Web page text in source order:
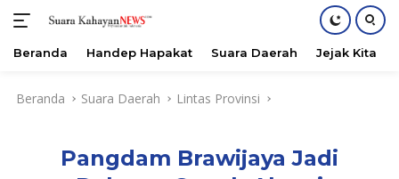
Beranda Handep Hapakat Suara Daerah Jejak Kita
Beranda Suara Daerah Lintas Provinsi
Pangdam Brawijaya Jadi